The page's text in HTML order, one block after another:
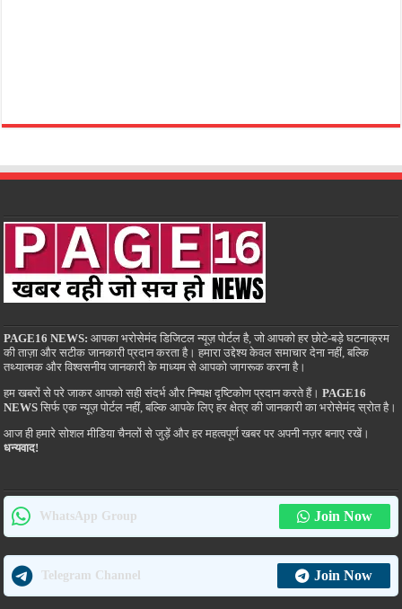
PAGE16 NEWS: आपका भरोसेमंद डिजिटल न्यूज़ पोर्टल है, जो आपको हर छोटे-बड़े घटनाक्रम
की ताज़ा और सटीक जानकारी प्रदान करता है। हमारा उद्देश्य केवल समाचार देना नहीं, बल्कि
तथ्यात्मक और विश्वसनीय जानकारी के माध्यम से आपको जागरूक करना है।
हम खबरों से परे जाकर आपको सही संदर्भ और निष्पक्ष दृष्टिकोण प्रदान करते हैं।PAGE16
NEWS सिर्फ एक न्यूज़ पोर्टल नहीं, बल्कि आपके लिए हर क्षेत्र की जानकारी का भरोसेमंद स्रोत है।
आज ही हमारे सोशल मीडिया चैनलों से जुड़ें और हर महत्वपूर्ण खबर पर अपनी नज़र बनाए रखें।
धन्यवाद!
WhatsApp Group Join Now
Telegram Channel Join Now